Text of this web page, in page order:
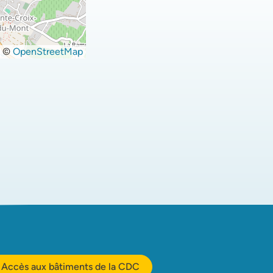
© OpenStreetMap
Accès aux bâtiments de la CDC